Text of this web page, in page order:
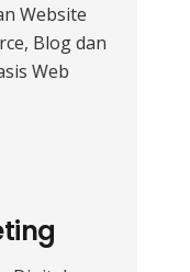
Website
Blog dan
Web